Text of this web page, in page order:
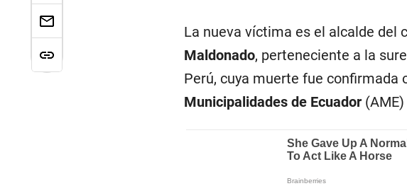
La nueva víctima es el alcalde del
Maldonado, perteneciente a la
Perú, cuya muerte fue confirmada
Municipalidades de Ecuador(AME)